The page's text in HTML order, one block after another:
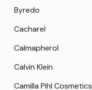
Byredo
Cacharel
Calmapherol
Calvin Klein
Camilla Pihl Cosmetics